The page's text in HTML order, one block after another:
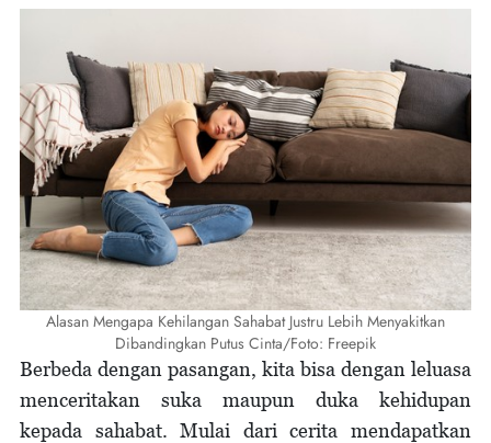
Alasan Mengapa Kehilangan Sahabat Justru Lebih Menyakitkan
Dibandingkan Putus Cinta/Foto: Freepik
Berbeda dengan pasangan, kita bisa dengan leluasa
menceritakan suka maupun duka kehidupan
kepada sahabat. Mulai dari cerita mendapatkan